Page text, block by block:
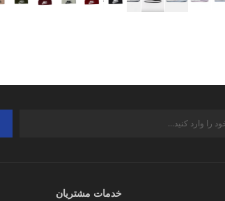
خدمات مشتریان